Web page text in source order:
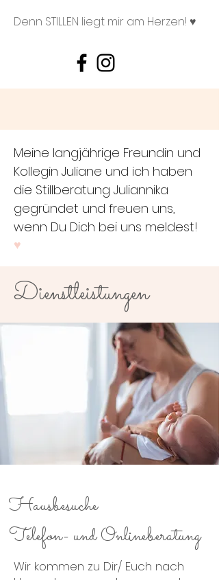
Denn STILLEN liegt mir am Herzen! ♥
Meine langjährige Freundin und
Kollegin Juliane und ich haben
die Stillberatung Juliannika
gegründet und freuen uns,
wenn Du Dich bei uns meldest!
♥
Dienstleistungen
Hausbesuche
Telefon- und Onlineberatung
Wir kommen zu Dir/ Euch nach